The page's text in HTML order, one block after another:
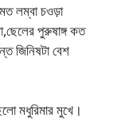
লম্বা চওড়া
পুরুষাঙ্গ কত
জিনিষটা বেশ
মধুরিমার মুখে।